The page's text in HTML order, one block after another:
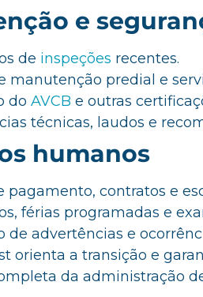
e
de inspeções recentes.
manutenção predial e
do AVCB e outras
técnicas, laudos e
humanos
pagamento, contratos e
férias programadas e
de advertências e
orienta a transição e
da administração